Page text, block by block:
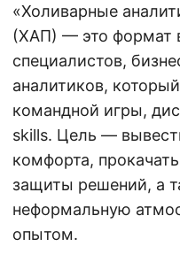
«Холиварные
(ХАП) — это формат
специалистов,
аналитиков,
командной игры,
skills. Цель —
комфорта,
защиты решений, а
неформальную
опытом.